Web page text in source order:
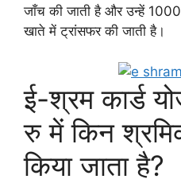
जाँच की जाती है और उन्हें
खाते में ट्रांसफर की जाती है।
ई-श्रम कार्ड
रु में किन
किया जाता है?